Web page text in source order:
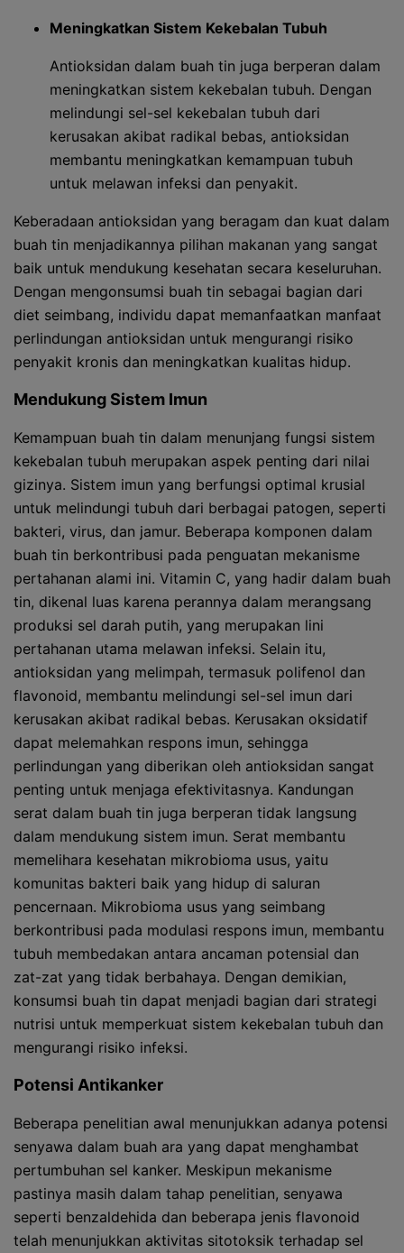
Meningkatkan Sistem Kekebalan Tubuh
Antioksidan dalam buah tin juga berperan dalam
meningkatkan sistem kekebalan tubuh. Dengan
melindungi sel-sel kekebalan tubuh dari
kerusakan akibat radikal bebas, antioksidan
membantu meningkatkan kemampuan tubuh
untuk melawan infeksi dan penyakit.
Keberadaan antioksidan yang beragam dan kuat dalam
buah tin menjadikannya pilihan makanan yang sangat
baik untuk mendukung kesehatan secara keseluruhan.
Dengan mengonsumsi buah tin sebagai bagian dari
diet seimbang, individu dapat memanfaatkan manfaat
perlindungan antioksidan untuk mengurangi risiko
penyakit kronis dan meningkatkan kualitas hidup.
Mendukung Sistem Imun
Kemampuan buah tin dalam menunjang fungsi sistem
kekebalan tubuh merupakan aspek penting dari nilai
gizinya. Sistem imun yang berfungsi optimal krusial
untuk melindungi tubuh dari berbagai patogen, seperti
bakteri, virus, dan jamur. Beberapa komponen dalam
buah tin berkontribusi pada penguatan mekanisme
pertahanan alami ini. Vitamin C, yang hadir dalam buah
tin, dikenal luas karena perannya dalam merangsang
produksi sel darah putih, yang merupakan lini
pertahanan utama melawan infeksi. Selain itu,
antioksidan yang melimpah, termasuk polifenol dan
flavonoid, membantu melindungi sel-sel imun dari
kerusakan akibat radikal bebas. Kerusakan oksidatif
dapat melemahkan respons imun, sehingga
perlindungan yang diberikan oleh antioksidan sangat
penting untuk menjaga efektivitasnya. Kandungan
serat dalam buah tin juga berperan tidak langsung
dalam mendukung sistem imun. Serat membantu
memelihara kesehatan mikrobioma usus, yaitu
komunitas bakteri baik yang hidup di saluran
pencernaan. Mikrobioma usus yang seimbang
berkontribusi pada modulasi respons imun, membantu
tubuh membedakan antara ancaman potensial dan
zat-zat yang tidak berbahaya. Dengan demikian,
konsumsi buah tin dapat menjadi bagian dari strategi
nutrisi untuk memperkuat sistem kekebalan tubuh dan
mengurangi risiko infeksi.
Potensi Antikanker
Beberapa penelitian awal menunjukkan adanya potensi
senyawa dalam buah ara yang dapat menghambat
pertumbuhan sel kanker. Meskipun mekanisme
pastinya masih dalam tahap penelitian, senyawa
seperti benzaldehida dan beberapa jenis flavonoid
telah menunjukkan aktivitas sitotoksik terhadap sel